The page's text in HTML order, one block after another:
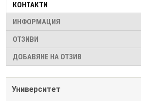
КОНТАКТИ
ИНФОРМАЦИЯ
ОТЗИВИ
ДОБАВЯНЕ НА ОТЗИВ
Университет